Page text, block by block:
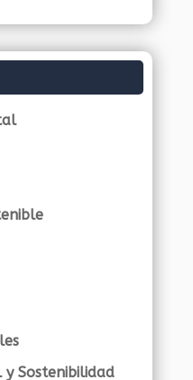
y Sostenibilidad